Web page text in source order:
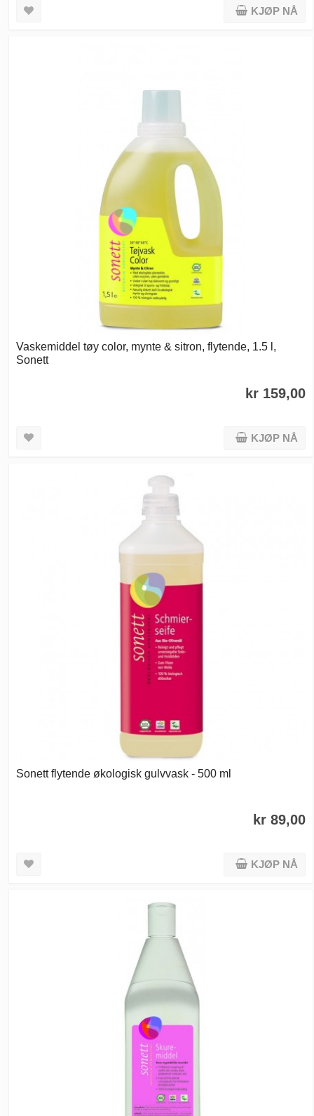
KJØP NÅ
Vaskemiddel tøy color, mynte & sitron, flytende, 1.5 l,
Sonett
kr 159,00
KJØP NÅ
Sonett flytende økologisk gulvvask - 500 ml
kr 89,00
KJØP NÅ